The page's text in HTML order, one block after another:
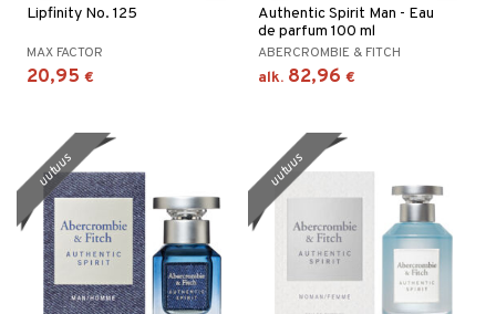
Lipfinity No. 125
MAX FACTOR
20,95 €
Authentic Spirit Man - Eau
de parfum 100 ml
ABERCROMBIE & FITCH
alk. 82,96 €
uutuus uutuus